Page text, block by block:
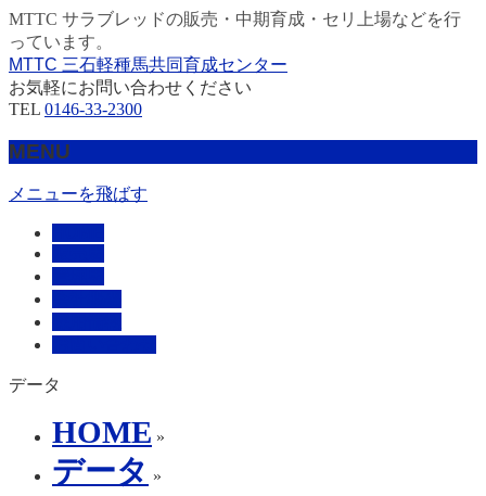
MTTC サラブレッドの販売・中期育成・セリ上場などを行
っています。
MTTC 三石軽種馬共同育成センター
お気軽にお問い合わせください
TEL 0146-33-2300
MENU
メニューを飛ばす
データ
HOME »
データ »